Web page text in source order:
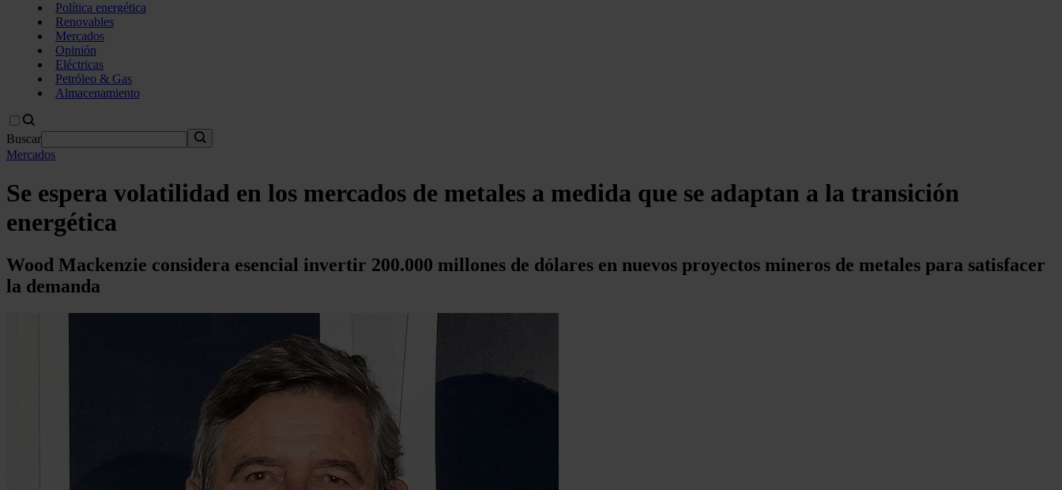
Política energética
Renovables
Mercados
Opinión
Eléctricas
Petróleo & Gas
Almacenamiento
Buscar
Mercados
Se espera volatilidad en los mercados de metales a medida que se adaptan a la transición
energética
Wood Mackenzie considera esencial invertir 200.000 millones de dólares en nuevos proyectos mineros de metales para satisfacer
la demanda